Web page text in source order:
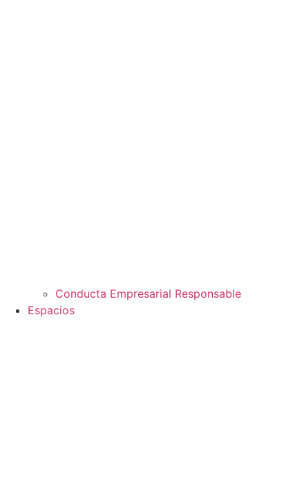
Conducta Empresarial Responsable
Espacios